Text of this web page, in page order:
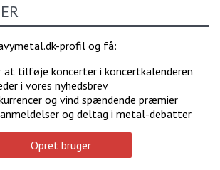
profil og få:
at tilføje koncerter i koncertkalenderen
i vores nyhedsbrev
og vind spændende præmier
og deltag i metal-debatter
Opret bruger